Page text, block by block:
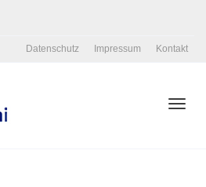
Datenschutz Impressum Kontakt